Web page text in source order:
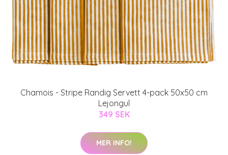
Chamois - Stripe Randig Servett 4-pack 50x50 cm
Lejongul
349 SEK
MER INFO!